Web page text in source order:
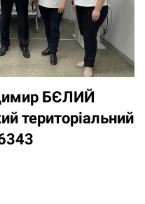
БЄЛИЙ
територіальний